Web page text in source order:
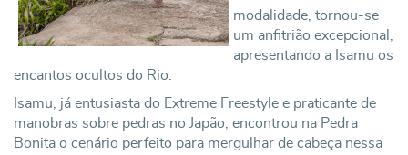
modalidade, tornou-se
um anfitrião excepcional,
apresentando a Isamu os
encantos ocultos do Rio.
Isamu, já entusiasta do Extreme Freestyle e praticante de
manobras sobre pedras no Japão, encontrou na Pedra
Bonita o cenário perfeito para mergulhar de cabeça nessa